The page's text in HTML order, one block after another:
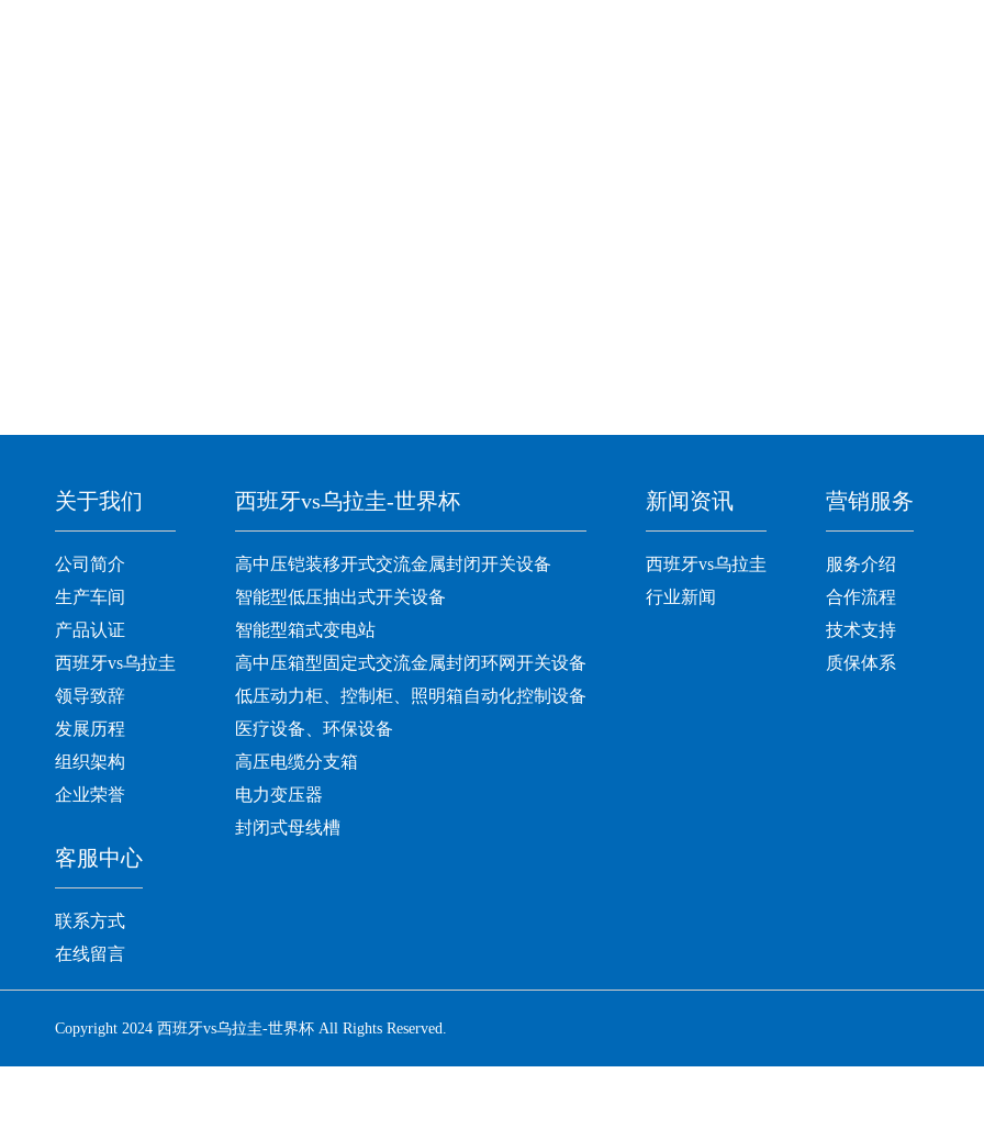
关于我们
公司简介
生产车间
产品认证
西班牙vs乌拉圭
领导致辞
发展历程
组织架构
企业荣誉
西班牙vs乌拉圭-世界杯
高中压铠装移开式交流金属封闭开关设备
智能型低压抽出式开关设备
智能型箱式变电站
高中压箱型固定式交流金属封闭环网开关设备
低压动力柜、控制柜、照明箱自动化控制设备
医疗设备、环保设备
高压电缆分支箱
电力变压器
封闭式母线槽
新闻资讯
西班牙vs乌拉圭
行业新闻
营销服务
服务介绍
合作流程
技术支持
质保体系
客服中心
联系方式
在线留言
Copyright 2024 西班牙vs乌拉圭-世界杯 All Rights Reserved.